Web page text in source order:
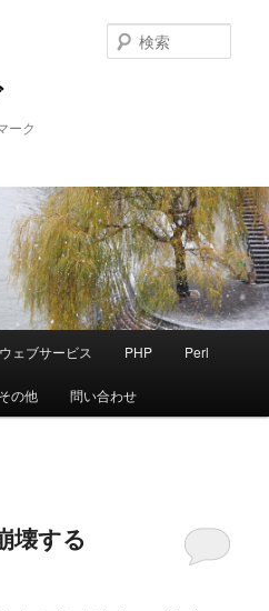
ーク
索
ウェブサービス PHP Perl
その他 問い合わせ
壊する